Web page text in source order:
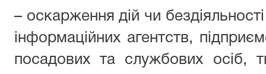
– оскарження дій чи
інформаційних агентств,
посадових та службових осіб,